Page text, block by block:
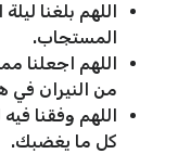
اللهم بلغنا
المستجاب.
اللهم اجعلنا
من النيران في
اللهم وفقنا
كل ما يغضبك.